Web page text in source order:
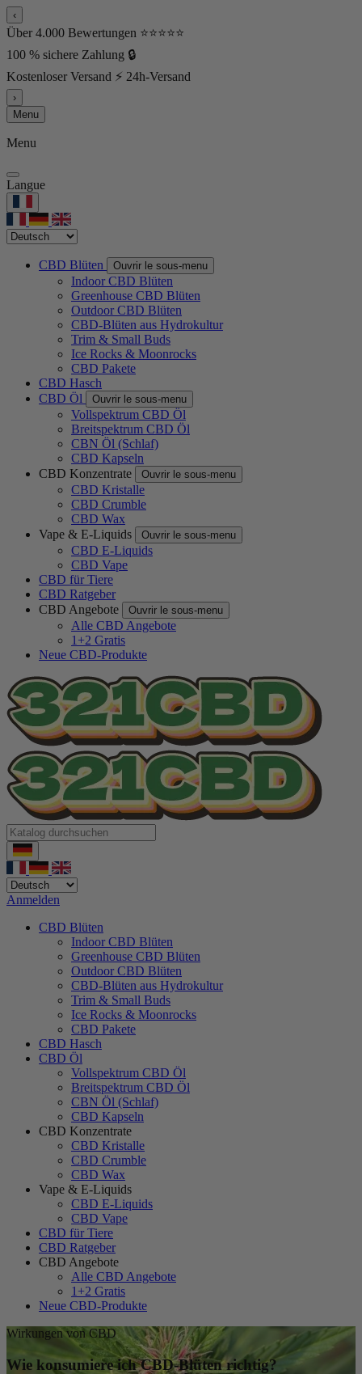
‹
Über 4.000 Bewertungen ⭐⭐⭐⭐⭐
100 % sichere Zahlung 🔒
Kostenloser Versand ⚡ 24h-Versand
›
Menu
Menu
Langue
CBD Blüten Ouvrir le sous-menu
Indoor CBD Blüten
Greenhouse CBD Blüten
Outdoor CBD Blüten
CBD-Blüten aus Hydrokultur
Trim & Small Buds
Ice Rocks & Moonrocks
CBD Pakete
CBD Hasch
CBD Öl
Ouvrir le sous-menu
Vollspektrum CBD Öl
Breitspektrum CBD Öl
CBN Öl (Schlaf)
CBD Kapseln
CBD Konzentrate
Ouvrir le sous-menu
CBD Kristalle
CBD Crumble
CBD Wax
Vape & E-Liquids
Ouvrir le sous-menu
CBD E-Liquids
CBD Vape
CBD für Tiere
CBD Ratgeber
CBD Angebote
Ouvrir le sous-menu
Alle CBD Angebote
1+2 Gratis
Neue CBD-Produkte
Anmelden
CBD Blüten
Indoor CBD Blüten
Greenhouse CBD Blüten
Outdoor CBD Blüten
CBD-Blüten aus Hydrokultur
Trim & Small Buds
Ice Rocks & Moonrocks
CBD Pakete
CBD Hasch
CBD Öl
Vollspektrum CBD Öl
Breitspektrum CBD Öl
CBN Öl (Schlaf)
CBD Kapseln
CBD Konzentrate
CBD Kristalle
CBD Crumble
CBD Wax
Vape & E-Liquids
CBD E-Liquids
CBD Vape
CBD für Tiere
CBD Ratgeber
CBD Angebote
Alle CBD Angebote
1+2 Gratis
Neue CBD-Produkte
Wirkungen von CBD
Wie konsumiere ich CBD-Blüten richtig?